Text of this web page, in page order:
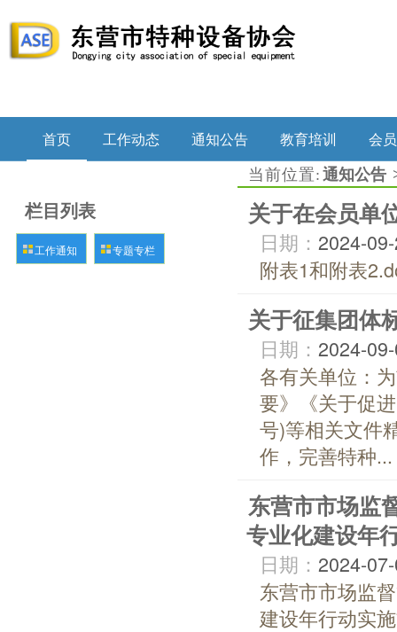
首页 工作动态 通知公告 教育培训 会
当前位置: 通知公告
关于在会员单
日期： 2024-
附表1和附表
关于征集团体
日期： 2024-
各有关单位：
要》《关于促
号)等相关文件
作，完善特种...
东营市市场监
专业化建设年
日期： 2024-
东营市市场监
建设年行动实
栏目列表
工作通知 专题专栏